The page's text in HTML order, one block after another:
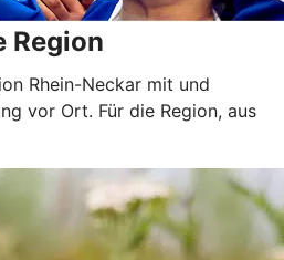
Region
Rhein-Neckar mit und
vor Ort. Für die Region, aus